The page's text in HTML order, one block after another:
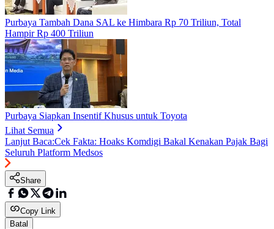
Purbaya Tambah Dana SAL ke Himbara Rp 70 Triliun, Total
Hampir Rp 400 Triliun
Purbaya Siapkan Insentif Khusus untuk Toyota
Lihat Semua
Lanjut Baca:Cek Fakta: Hoaks Komdigi Bakal Kenakan Pajak Bagi
Seluruh Platform Medsos
Share
Copy Link
Batal